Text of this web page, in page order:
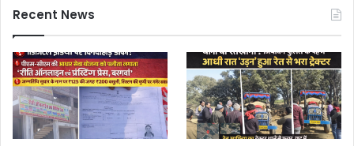
Recent News